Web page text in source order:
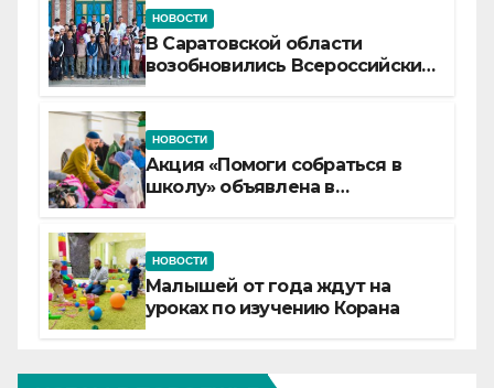
НОВОСТИ
В Саратовской области
возобновились Всероссийские
НОВОСТИ
Акция «Помоги собраться в
школу» объявлена в
НОВОСТИ
Малышей от года ждут на
уроках по изучению Корана